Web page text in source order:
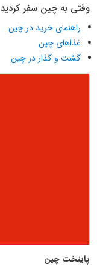
وقتی به چین سفر کردید
راهنمای خرید در چین
غذاهای چین
گشت و گذار در چین
پایتخت چین